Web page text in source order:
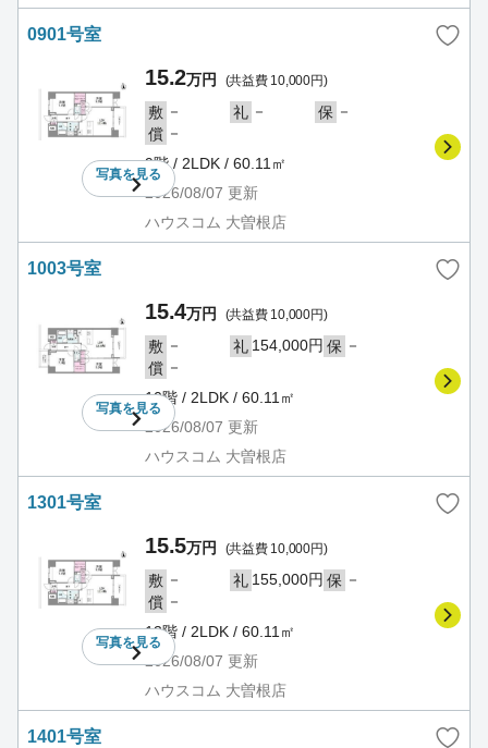
0901号室
写真を見る
15.2万円 (共益費 10,000円)
敷 － 礼 － 保 －
償 －
9階 / 2LDK / 60.11㎡
2026/08/07 更新
ハウスコム 大曽根店
1003号室
写真を見る
15.4万円 (共益費 10,000円)
敷 － 礼 154,000円 保 －
償 －
10階 / 2LDK / 60.11㎡
2026/08/07 更新
ハウスコム 大曽根店
1301号室
写真を見る
15.5万円 (共益費 10,000円)
敷 － 礼 155,000円 保 －
償 －
13階 / 2LDK / 60.11㎡
2026/08/07 更新
ハウスコム 大曽根店
1401号室